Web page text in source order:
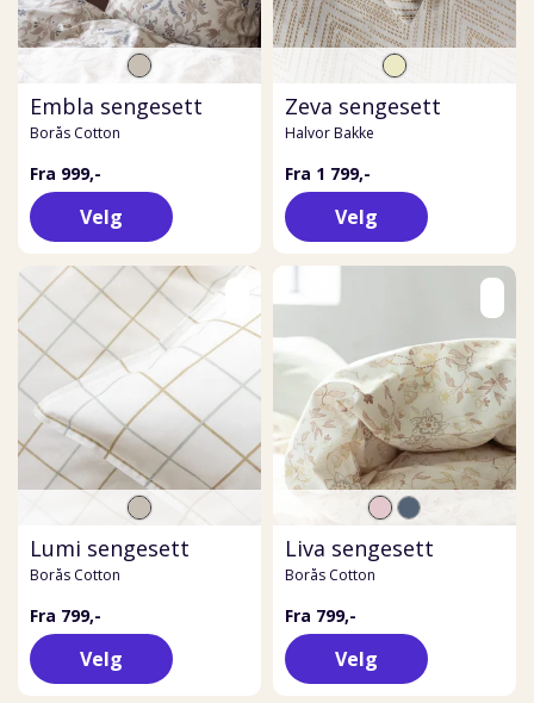
Embla sengesett
Borås Cotton
Fra 999,-
Velg
Zeva sengesett
Halvor Bakke
Fra 1 799,-
Velg
Lumi sengesett
Borås Cotton
Fra 799,-
Velg
Liva sengesett
Borås Cotton
Fra 799,-
Velg